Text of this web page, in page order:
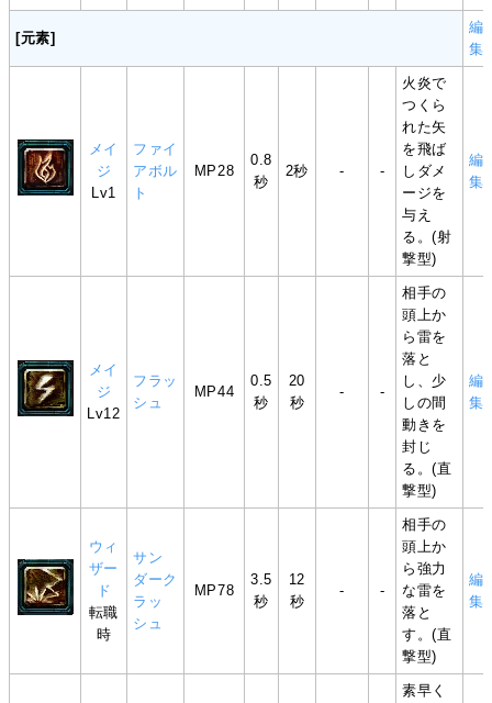
[元素]
編
集
メイ
ジ
Lv1
ファイ
アボル
ト
MP28
0.8
秒
2秒 - -
火炎で
つくら
れた矢
を飛ば
しダメ
ージを
与え
る。(射
撃型)
編
集
メイ
ジ
Lv12
フラッ
シュ
MP44
0.5
秒
20
秒
- -
相手の
頭上か
ら雷を
落と
し、少
しの間
動きを
封じ
る。(直
撃型)
編
集
ウィ
ザー
ド
転職
時
サン
ダーク
ラッ
シュ
MP78
3.5
秒
12
秒
- -
相手の
頭上か
ら強力
な雷を
落と
す。(直
撃型)
編
集
素早く